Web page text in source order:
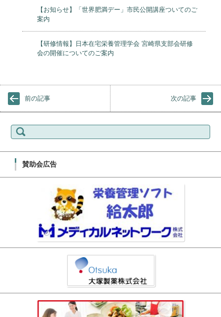
【お知らせ】「世界肥満デー」市民公開講座ついてのご
案内
【研修情報】日本在宅栄養管理学会 宮崎県支部会研修
会の開催についてのご案内
前の記事 次の記事
賛助会広告